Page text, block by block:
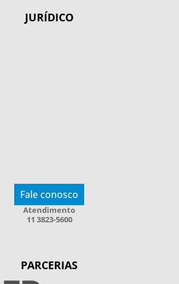
JURÍDICO
Fale conosco
Atendimento
11 3823-5600
PARCERIAS